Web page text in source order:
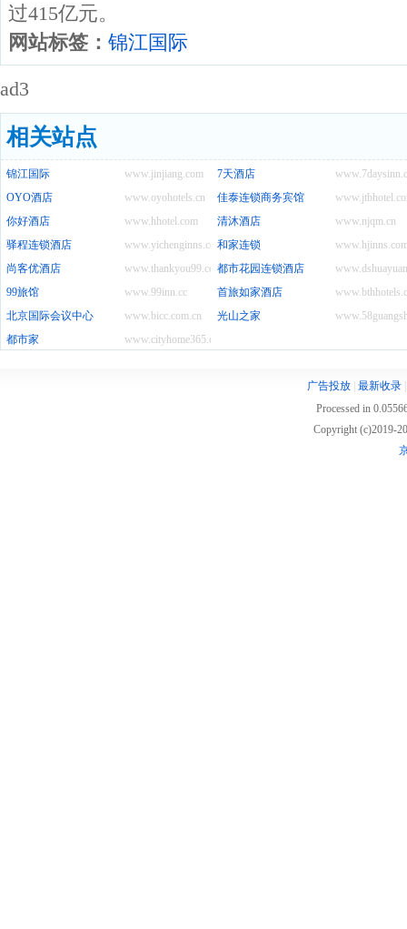
过415亿元。
网站标签： 锦江国际
ad3
相关站点
www.jinjiang.com
锦江国际
7天酒店
www.oyohotels.cn
OYO酒店
佳泰连锁商务宾馆
www.hhotel.com
你好酒店 www.njqm.cn
清沐酒店
www.yichenginns.com
驿程连锁酒店
和家连锁
www.thankyou99.com
尚客优酒店
都市花园连锁酒店
www.99inn.cc
99旅馆
首旅如家酒店
www.bicc.com.cn
北京国际会议中心
光山之家
www.cityhome365.com
都市家
广告投放 最新收录
Processed in
Copyright (c)2019-